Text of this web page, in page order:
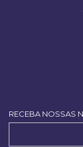
RECEBA NOSSAS